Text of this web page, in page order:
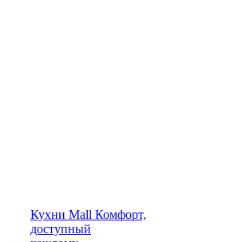
Кухни Mall Комфорт,
доступный